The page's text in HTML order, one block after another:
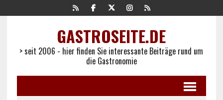
GASTROSEITE.DE
> seit 2006 - hier finden Sie interessante Beiträge rund um
die Gastronomie